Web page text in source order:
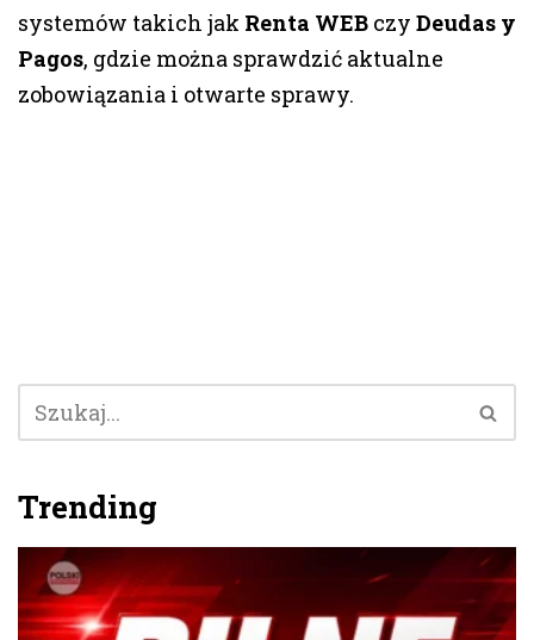
systemów takich jak Renta WEB czy Deudas y
Pagos, gdzie można sprawdzić aktualne
zobowiązania i otwarte sprawy.
Trending